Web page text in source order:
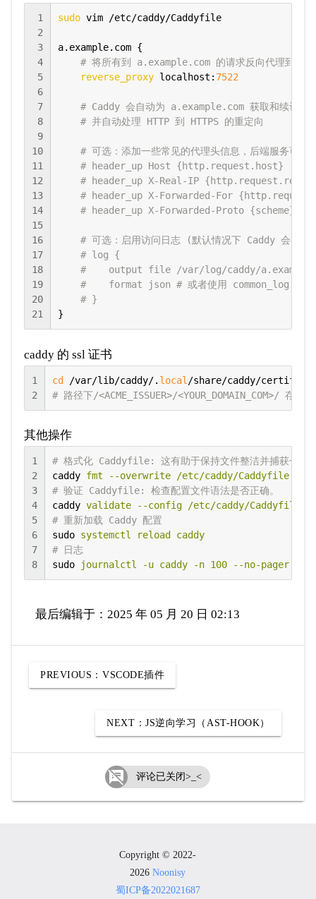
1
2
3
4
5
6
7
8
9
10
11
12
13
14
15
16
17
18
19
20
21
sudo vim /etc/caddy/Caddyfile
a.example.com {
# 将所有到 a.example.com 的请求反向代理到本
reverse_proxy localhost: 7522
# Caddy 会自动为 a.example.com 获取和续订
# 并自动处理 HTTP 到 HTTPS 的重定向
# 可选：添加一些常见的代理头信息，后端服务可能
# header_up Host {http.request.host}
# header_up X-Real-IP
# header_up X-Forwarded-For
# header_up X-Forwarded-Proto {scheme}
# 可选：启用访问日志 (默认情况下 Caddy 会有结
# log {
#    output file /var/log/caddy/
#    format json # 或者使用 common_log 等其
# }
}
caddy 的 ssl 证书
1
2
cd /var/lib/caddy/. local
# 路径下/<ACME_ISSUER>/<YOUR_DOMAIN_COM>/ 存
其他操作
1
2
3
4
5
6
7
8
# 格式化 Caddyfile: 这有助于保持文件整洁并捕获一些
caddy fmt --overwrite /etc/caddy/Caddyfile
# 验证 Caddyfile: 检查配置文件语法是否正确。
caddy validate --config /etc/caddy/Caddyfile
# 重新加载 Caddy 配置
sudo systemctl reload caddy
# 日志
sudo
journalctl -u caddy -n 100 --no-pager -f
最后编辑于：2025 年 05 月 20 日 02:13
PREVIOUS： VSCODE插件
NEXT：JS逆向学习（AST-HOOK）
 评论已关闭>_<
Copyright © 2022-
2026Noonisy
蜀ICP备2022021687